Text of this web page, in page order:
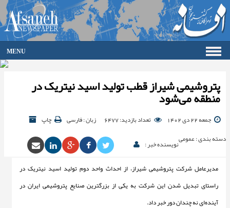
MENU
فرهنگ
اقتصاد
گزارش تصویری
گالری
جامعه
سیاست
آرشیو
پتروشیمی شیراز قطب تولید اسید نیتریک در
منطقه می‌شود
جمعه 22 دی 1402 تعداد بازدید: 6477 زبان : فارسی
چاپ
دسته بندی : عمومینویسنده خبر :
مدیرعامل شرکت پتروشیمی شیراز، از احداث واحد دوم تولید اسید نیتریک در
راستای تبدیل شدن این شرکت به یکی از بزرگترین صنایع پتروشیمی ایران در
آینده‌ای نه چندان دور خبر داد.